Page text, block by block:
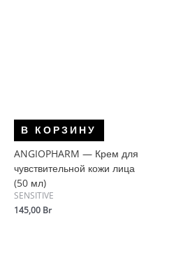
В КОРЗИНУ
ANGIOPHARM — Крем для
чувствительной кожи лица
(50 мл)
SENSITIVE
145,00 Br